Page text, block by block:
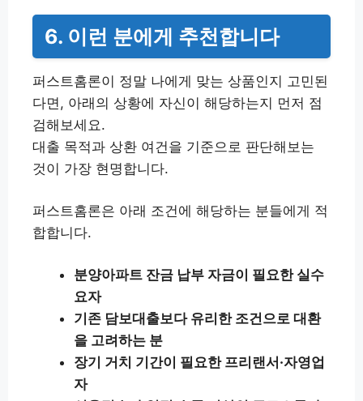
6. 이런 분에게 추천합니다
퍼스트홈론이 정말 나에게 맞는 상품인지 고민된
다면, 아래의 상황에 자신이 해당하는지 먼저 점
검해보세요.
대출 목적과 상환 여건을 기준으로 판단해보는
것이 가장 현명합니다.
퍼스트홈론은 아래 조건에 해당하는 분들에게 적
합합니다.
분양아파트 잔금 납부 자금이 필요한 실수
요자
기존 담보대출보다 유리한 조건으로 대환
을 고려하는 분
장기 거치 기간이 필요한 프리랜서·자영업
자